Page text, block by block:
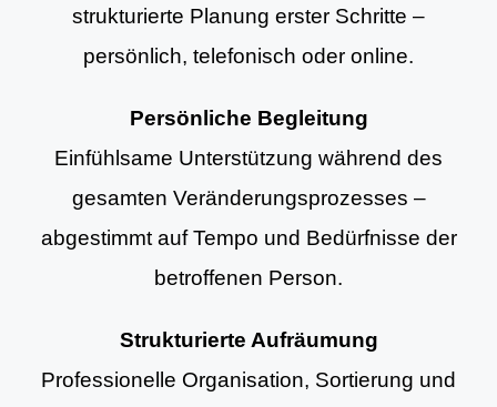
strukturierte Planung erster Schritte –
persönlich, telefonisch oder online.
Persönliche Begleitung
Einfühlsame Unterstützung während des
gesamten Veränderungsprozesses –
abgestimmt auf Tempo und Bedürfnisse der
betroffenen Person.
Strukturierte Aufräumung
Professionelle Organisation, Sortierung und